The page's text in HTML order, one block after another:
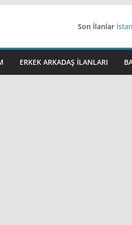
Son İlanlar
iş
ERKEK ARKADAŞ ILANLARI